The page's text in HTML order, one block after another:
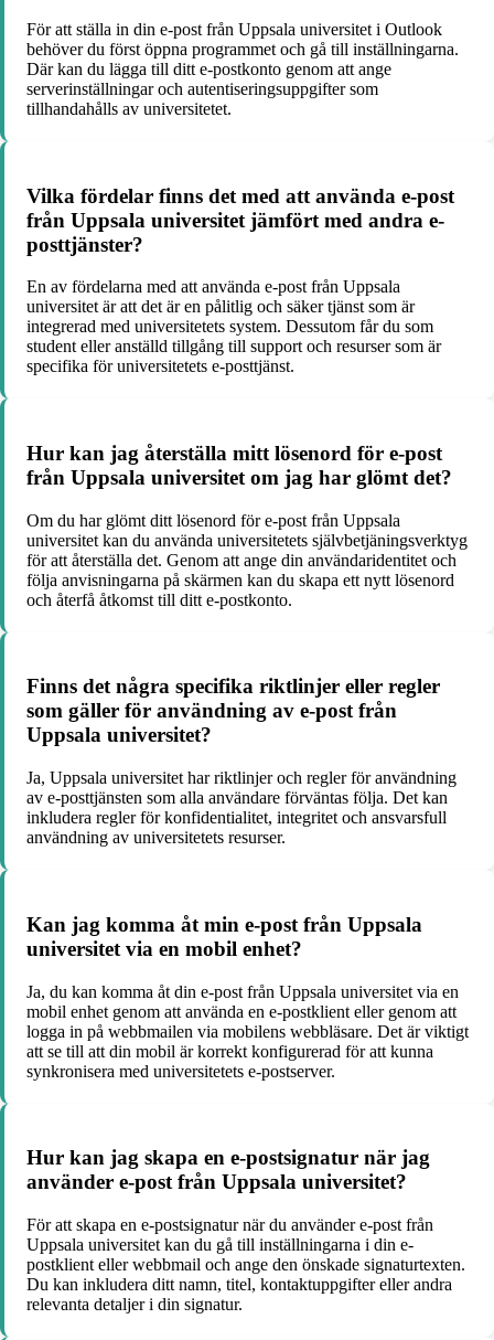
För att ställa in din e-post från Uppsala universitet i Outlook
behöver du först öppna programmet och gå till inställningarna.
Där kan du lägga till ditt e-postkonto genom att ange
serverinställningar och autentiseringsuppgifter som
tillhandahålls av universitetet.
Vilka fördelar finns det med att använda e-post
från Uppsala universitet jämfört med andra e-
posttjänster?
En av fördelarna med att använda e-post från Uppsala
universitet är att det är en pålitlig och säker tjänst som är
integrerad med universitetets system. Dessutom får du som
student eller anställd tillgång till support och resurser som är
specifika för universitetets e-posttjänst.
Hur kan jag återställa mitt lösenord för e-post
från Uppsala universitet om jag har glömt det?
Om du har glömt ditt lösenord för e-post från Uppsala
universitet kan du använda universitetets självbetjäningsverktyg
för att återställa det. Genom att ange din användaridentitet och
följa anvisningarna på skärmen kan du skapa ett nytt lösenord
och återfå åtkomst till ditt e-postkonto.
Finns det några specifika riktlinjer eller regler
som gäller för användning av e-post från
Uppsala universitet?
Ja, Uppsala universitet har riktlinjer och regler för användning
av e-posttjänsten som alla användare förväntas följa. Det kan
inkludera regler för konfidentialitet, integritet och ansvarsfull
användning av universitetets resurser.
Kan jag komma åt min e-post från Uppsala
universitet via en mobil enhet?
Ja, du kan komma åt din e-post från Uppsala universitet via en
mobil enhet genom att använda en e-postklient eller genom att
logga in på webbmailen via mobilens webbläsare. Det är viktigt
att se till att din mobil är korrekt konfigurerad för att kunna
synkronisera med universitetets e-postserver.
Hur kan jag skapa en e-postsignatur när jag
använder e-post från Uppsala universitet?
För att skapa en e-postsignatur när du använder e-post från
Uppsala universitet kan du gå till inställningarna i din e-
postklient eller webbmail och ange den önskade signaturtexten.
Du kan inkludera ditt namn, titel, kontaktuppgifter eller andra
relevanta detaljer i din signatur.